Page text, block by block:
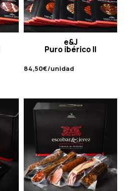
e&J
Puro ibérico II
84,50€/unidad